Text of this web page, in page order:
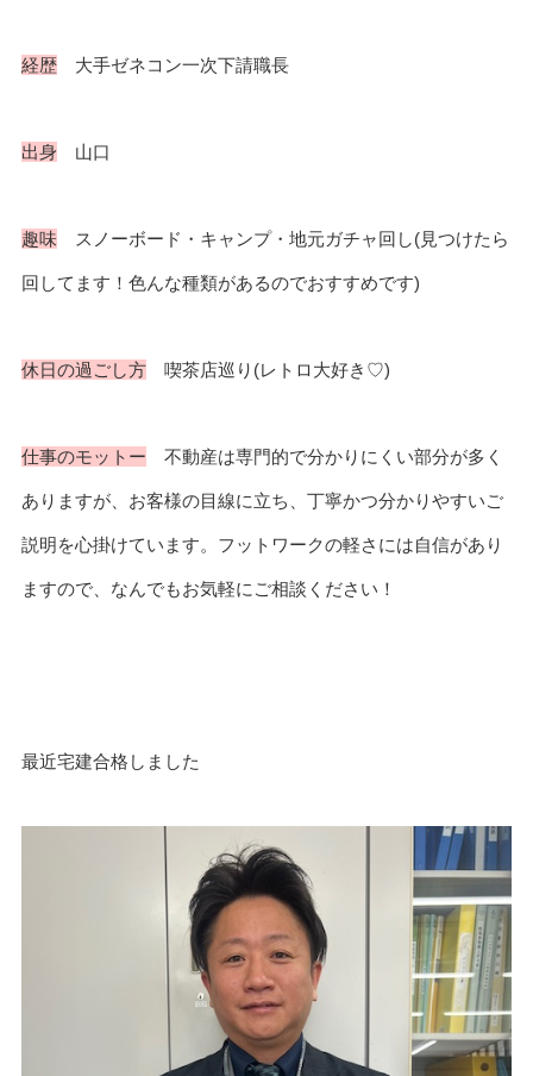
経歴大手ゼネコン一次下請職長
出身 山口
趣味スノーボード・キャンプ・地元ガチャ回し(見つけたら
回してます！色んな種類があるのでおすすめです)
休日の過ごし方喫茶店巡り(レトロ大好き♡)
仕事のモットー 不動産は専門的で分かりにくい部分が多く
ありますが、お客様の目線に立ち、丁寧かつ分かりやすいご
説明を心掛けています。 フットワークの軽さには自信があり
ますので、なんでもお気軽にご相談ください！
最近宅建合格しました